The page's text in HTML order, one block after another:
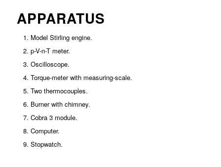
APPARATUS
Model Stirling engine.
p-V-n-T meter.
Oscilloscope.
Torque-meter with measuring-scale.
Two thermocouples.
Burner with chimney.
Cobra 3 module.
Computer.
Stopwatch.